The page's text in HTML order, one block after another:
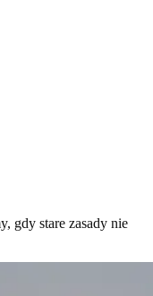
gdy stare zasady nie